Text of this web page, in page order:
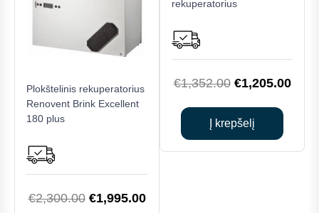
Plokštelinis rekuperatorius
Renovent Brink Excellent
180 plus
€2,300.00 Original
€1,995.00Current
rekuperatorius
€1,352.00 Original
was:
€1,352.00.
€1,205.00
Į krepšelį